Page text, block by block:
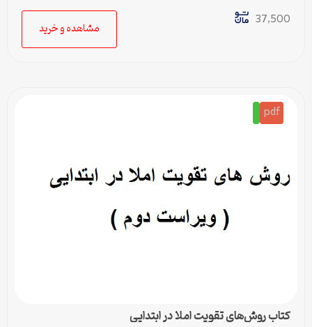
37,500
مشاهده و خرید
pdf
کتاب روش‌های تقویت املا در ابتدایی